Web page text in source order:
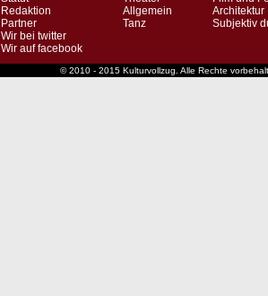
Redaktion
Partner
Wir bei twitter
Wir auf facebook
Allgemein
Tanz
Architektur
Subjektiv
© 2010 - 2015 Kulturvollzug. Alle Rechte